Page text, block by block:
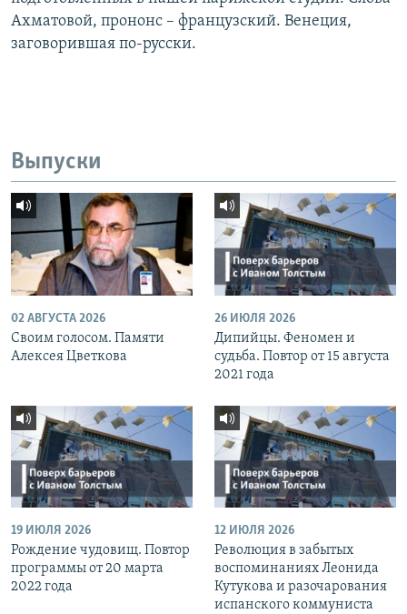
Ахматовой, прононс – французский. Венеция,
заговорившая по-русски.
Выпуски
02 АВГУСТА 2026
Своим голосом. Памяти
Алексея Цветкова
26 ИЮЛЯ 2026
Дипийцы. Феномен и
судьба. Повтор от 15 августа
2021 года
19 ИЮЛЯ 2026
Рождение чудовищ. Повтор
программы от 20 марта
2022 года
12 ИЮЛЯ 2026
Революция в забытых
воспоминаниях Леонида
Кутукова и разочарования
испанского коммуниста